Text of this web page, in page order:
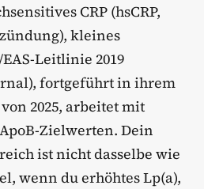
CRP (hsCRP,
kleines
Leitlinie 2019
fortgeführt in ihrem
2025, arbeitet mit
Zielwerten. Dein
ist nicht dasselbe wie
wenn du erhöhtes Lp(a),